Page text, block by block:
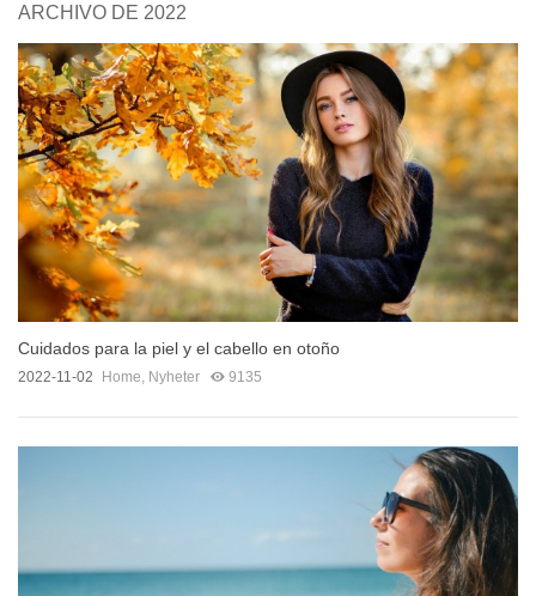
ARCHIVO DE 2022
Cuidados para la piel y el cabello en otoño
2022-11-02 Home, Nyheter 9135